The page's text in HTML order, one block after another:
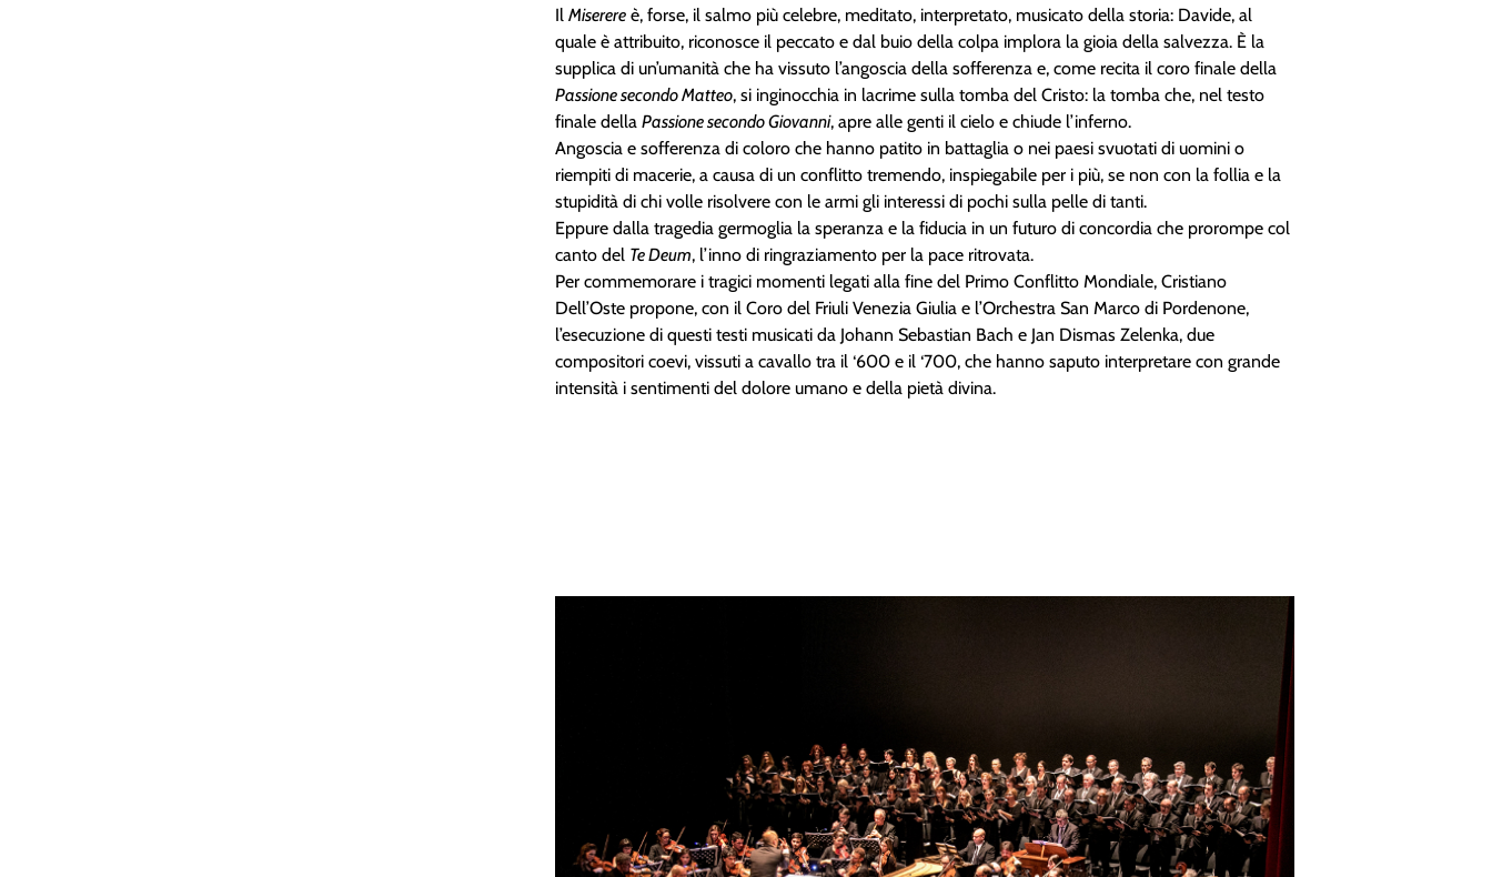
IlMiserere è, forse, il salmo più celebre, meditato, interpretato, musicato della storia: Davide, al
quale è attribuito, riconosce il peccato e dal buio della colpa implora la gioia della salvezza. È la
supplica di un’umanità che ha vissuto l’angoscia della sofferenza e, come recita il coro finale della
Passione secondo Matteo, si inginocchia in lacrime sulla tomba del Cristo: la tomba che, nel testo
finale dellaPassione secondo Giovanni, apre alle genti il cielo e chiude l’inferno.
Angoscia e sofferenza di coloro che hanno patito in battaglia o nei paesi svuotati di uomini o
riempiti di macerie, a causa di un conflitto tremendo, inspiegabile per i più, se non con la follia e la
stupidità di chi volle risolvere con le armi gli interessi di pochi sulla pelle di tanti.
Eppure dalla tragedia germoglia la speranza e la fiducia in un futuro di concordia che prorompe col
canto del Te Deum, l’inno di ringraziamento per la pace ritrovata.
Per commemorare i tragici momenti legati alla fine del Primo Conflitto Mondiale, Cristiano
Dell’Oste propone, con il Coro del Friuli Venezia Giulia e l’Orchestra San Marco di Pordenone,
l’esecuzione di questi testi musicati da Johann Sebastian Bach e Jan Dismas Zelenka, due
compositori coevi, vissuti a cavallo tra il ‘600 e il ‘700, che hanno saputo interpretare con grande
intensità i sentimenti del dolore umano e della pietà divina.